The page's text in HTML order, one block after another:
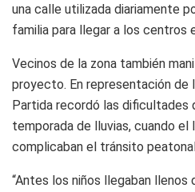
una calle utilizada diariamente
familia para llegar a los centros
Vecinos de la zona también
proyecto. En representación de
Partida recordó las dificultades
temporada de lluvias, cuando el
complicaban el tránsito
“Antes los niños llegaban